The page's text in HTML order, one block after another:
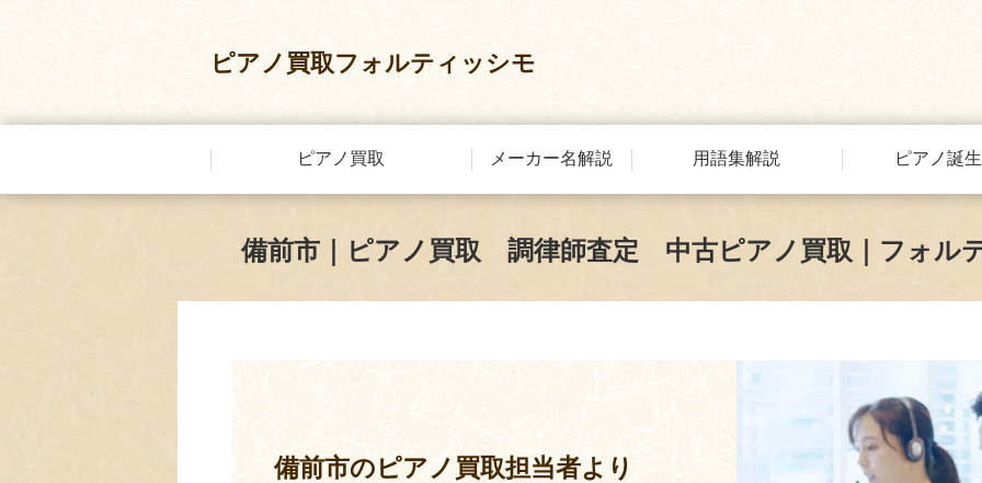
ピアノ買取フォルティッシモ
ピアノ買取 メーカー名解説 用語集解説 ピアノ誕
備前市｜ピアノ買取 調律師査定 中古ピアノ買取｜フォル
備前市のピアノ買取担当者より